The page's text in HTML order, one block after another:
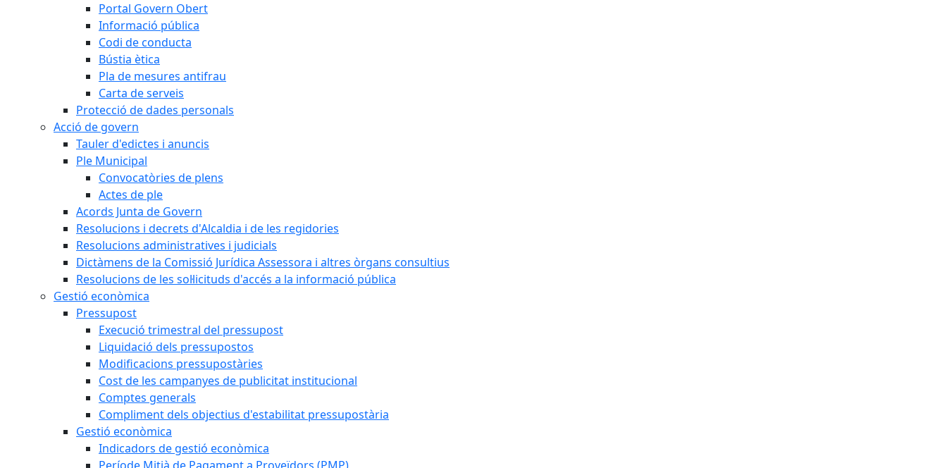
Portal Govern Obert
Informació pública
Codi de conducta
Bústia ètica
Pla de mesures antifrau
Carta de serveis
Protecció de dades personals
Acció de govern
Tauler d'edictes i anuncis
Ple Municipal
Convocatòries de plens
Actes de ple
Acords Junta de Govern
Resolucions i decrets d'Alcaldia i de les regidories
Resolucions administratives i judicials
Dictàmens de la Comissió Jurídica Assessora i altres òrgans consultius
Resolucions de les sol·licituds d'accés a la informació pública
Gestió econòmica
Pressupost
Execució trimestral del pressupost
Liquidació dels pressupostos
Modificacions pressupostàries
Cost de les campanyes de publicitat institucional
Comptes generals
Compliment dels objectius d'estabilitat pressupostària
Gestió econòmica
Indicadors de gestió econòmica